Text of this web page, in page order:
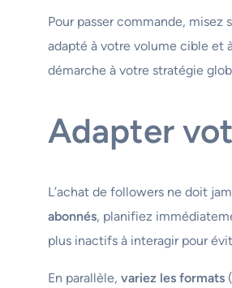
Pour passer commande,
adapté à votre volume cible et
démarche à votre stratégie
Adapter
L’achat de followers ne doit
abonnés, planifiez
plus inactifs à interagir pour
En parallèle, variez les formats